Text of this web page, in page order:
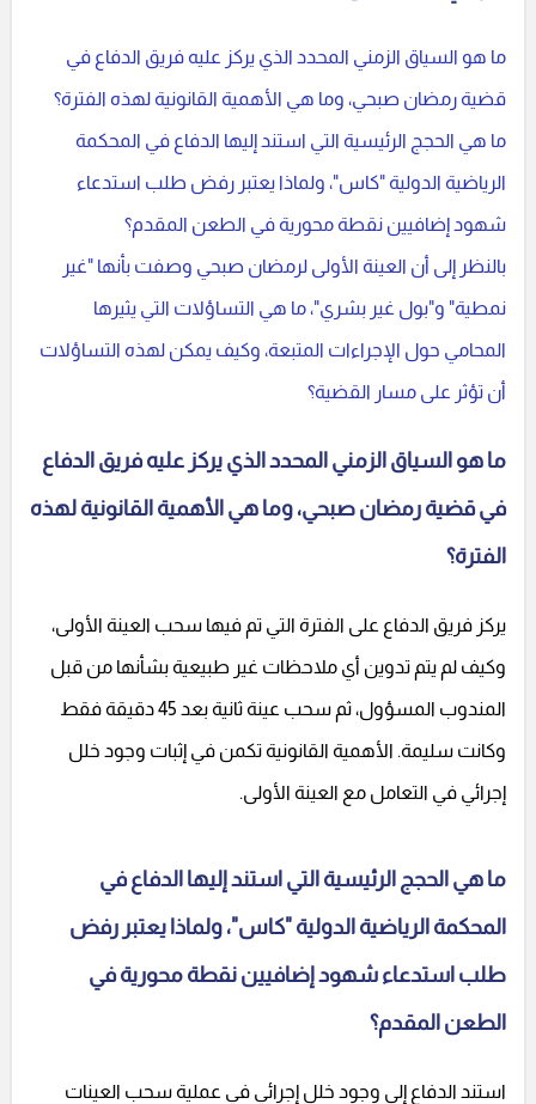
ما هو السياق الزمني المحدد الذي يركز عليه فريق الدفاع في
قضية رمضان صبحي، وما هي الأهمية القانونية لهذه الفترة؟
ما هي الحجج الرئيسية التي استند إليها الدفاع في المحكمة
الرياضية الدولية "كاس"، ولماذا يعتبر رفض طلب استدعاء
شهود إضافيين نقطة محورية في الطعن المقدم؟
بالنظر إلى أن العينة الأولى لرمضان صبحي وصفت بأنها "غير
نمطية" و"بول غير بشري"، ما هي التساؤلات التي يثيرها
المحامي حول الإجراءات المتبعة، وكيف يمكن لهذه التساؤلات
أن تؤثر على مسار القضية؟
ما هو السياق الزمني المحدد الذي يركز عليه فريق الدفاع
في قضية رمضان صبحي، وما هي الأهمية القانونية لهذه
الفترة؟
يركز فريق الدفاع على الفترة التي تم فيها سحب العينة الأولى،
وكيف لم يتم تدوين أي ملاحظات غير طبيعية بشأنها من قبل
المندوب المسؤول، ثم سحب عينة ثانية بعد 45 دقيقة فقط
وكانت سليمة. الأهمية القانونية تكمن في إثبات وجود خلل
إجرائي في التعامل مع العينة الأولى.
ما هي الحجج الرئيسية التي استند إليها الدفاع في
المحكمة الرياضية الدولية "كاس"، ولماذا يعتبر رفض
طلب استدعاء شهود إضافيين نقطة محورية في
الطعن المقدم؟
استند الدفاع إلى وجود خلل إجرائي في عملية سحب العينات